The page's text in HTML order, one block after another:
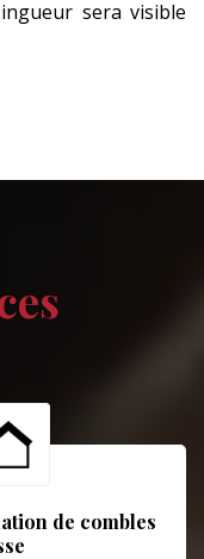
sera visible
de combles